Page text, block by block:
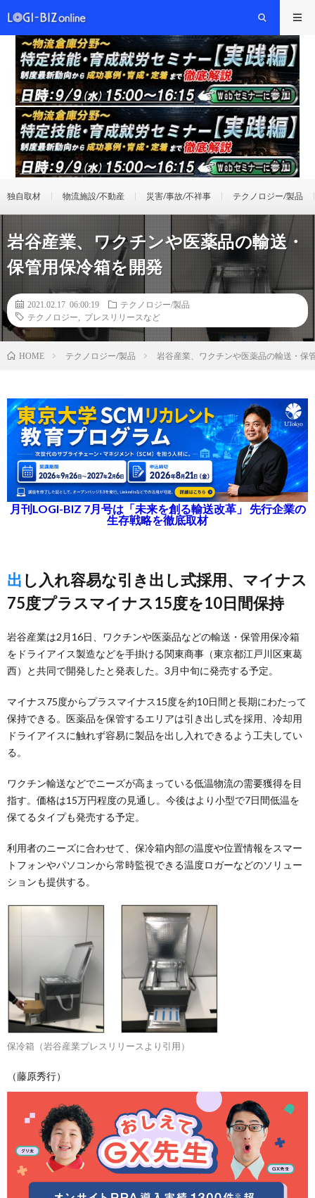
独自取材 物流施設/不動産 災害/事故/不祥事 テクノロジー/製品
岩谷産業、ワクチンや医薬品の輸送・
保管用保冷箱を開発
2021.02.17 06:00:19
テクノロジー/製品
テクノロジー
プレスリリースなど
HOME テクノロジー/製品 岩谷産業、ワクチンや医薬品の輸送・保
月刊LOGI-BIZ 7月号は「未来を創る輸送改革」 先行企業の
生存戦略を徹底取材
出し入れ容易な引き出し式採用、マイナス
75度プラスマイナス15度を10日間保持
岩谷産業は2月16日、ワクチンや医薬品などの輸送・保管用保冷箱
をドライアイス製造などを手掛ける関東商事（東京都江戸川区東葛
西）と共同で開発したと発表した。3月中旬に発売する予定。
マイナス75度からプラスマイナス15度を約10日間と長期にわたって
保持できる。医薬品を保管するエリアは引き出し式を採用、冷却用
ドライアイスに触れず容易に製品を出し入れできるよう工夫してい
る。
ワクチン輸送などでニーズが高まっている低温物流の需要獲得を目
指す。価格は15万円程度の見通し。今後はより小型で7日間低温を
保てるタイプも発売する予定。
利用者のニーズに合わせて、保冷箱内部の温度や位置情報をスマー
トフォンやパソコンから常時監視できる温度ロガーなどのソリュー
ションも提供する。
保冷箱（岩谷産業プレスリリースより引用）
（藤原秀行）